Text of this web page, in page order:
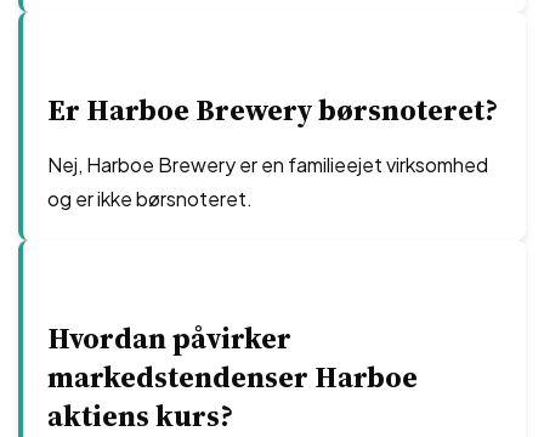
Er Harboe Brewery børsnoteret?
Nej, Harboe Brewery er en familieejet virksomhed
og er ikke børsnoteret.
Hvordan påvirker
markedstendenser Harboe
aktiens kurs?